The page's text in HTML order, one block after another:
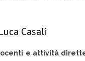
Casali
e attività